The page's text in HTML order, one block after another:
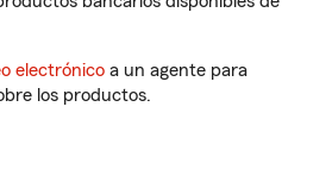
electrónico a un agente para
los productos.